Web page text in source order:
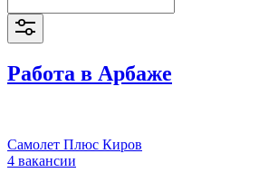
Работа в Арбаже
Самолет Плюс Киров
4 вакансии